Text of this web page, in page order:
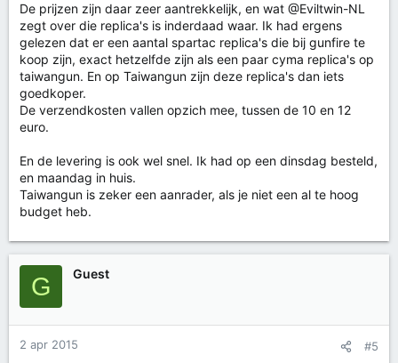
De prijzen zijn daar zeer aantrekkelijk, en wat @Eviltwin-NL
zegt over die replica's is inderdaad waar. Ik had ergens
gelezen dat er een aantal spartac replica's die bij gunfire te
koop zijn, exact hetzelfde zijn als een paar cyma replica's op
taiwangun. En op Taiwangun zijn deze replica's dan iets
goedkoper.
De verzendkosten vallen opzich mee, tussen de 10 en 12
euro.
En de levering is ook wel snel. Ik had op een dinsdag besteld,
en maandag in huis.
Taiwangun is zeker een aanrader, als je niet een al te hoog
budget heb.
G Guest
2 apr 2015 #5